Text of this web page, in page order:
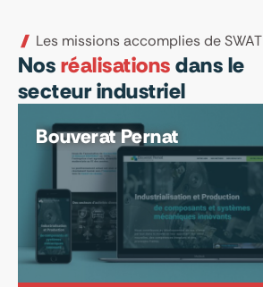
Les missions accomplies de SWAT
Nosréalisationsdans le
secteur industriel
Bouverat Pernat